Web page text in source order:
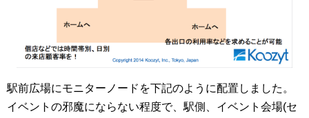
駅前広場にモニターノードを下記のように配置しました。
イベントの邪魔にならない程度で、駅側、イベント会場(セ